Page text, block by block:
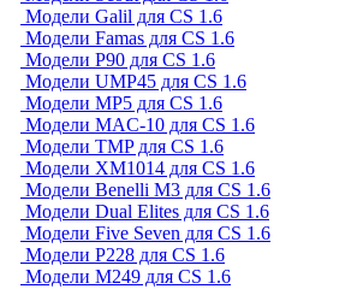
Модели Galil для CS 1.6
Модели Famas для CS 1.6
Модели P90 для CS 1.6
Модели UMP45 для CS 1.6
Модели MP5 для CS 1.6
Модели MAC-10 для CS 1.6
Модели TMP для CS 1.6
Модели XM1014 для CS 1.6
Модели Benelli M3 для CS 1.6
Модели Dual Elites для CS 1.6
Модели Five Seven для CS 1.6
Модели P228 для CS 1.6
Модели M249 для CS 1.6